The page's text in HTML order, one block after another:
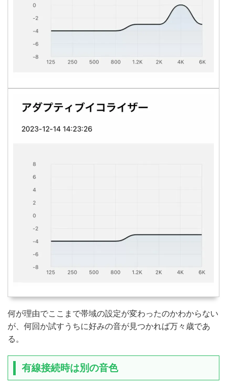
何が理由でここまで帯域の設定が変わったのかわからない
が、何回か試すうちに好みの音が見つかれば万々歳であ
る。
有線接続時は別の音色